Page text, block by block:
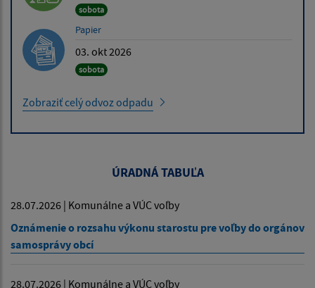
sobota
Papier
03. okt 2026
sobota
Zobraziť celý odvoz odpadu
ÚRADNÁ TABUĽA
28.07.2026 | Komunálne a VÚC voľby
Oznámenie o rozsahu výkonu starostu pre voľby do orgánov
samosprávy obcí
28.07.2026 | Komunálne a VÚC voľby